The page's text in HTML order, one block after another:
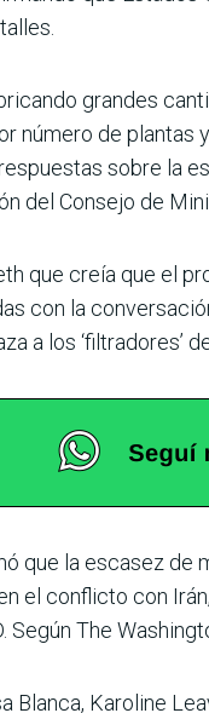
grandes
número de plantas
sobre la
del Consejo de
que creía que el
con la
a los ‘filtradores’
que la escasez
el conflicto con
Según The
Blanca, Karoline